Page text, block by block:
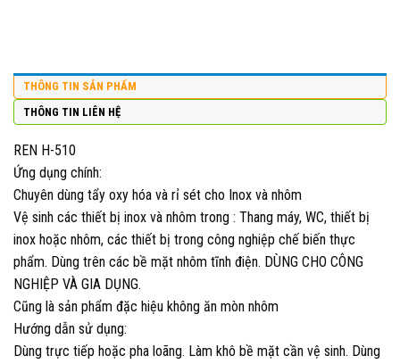
THÔNG TIN SẢN PHẨM
THÔNG TIN LIÊN HỆ
REN H-510
Ứng dụng chính:
Chuyên dùng tẩy oxy hóa và rỉ sét cho Inox và nhôm
Vệ sinh các thiết bị inox và nhôm trong : Thang máy, WC, thiết bị
inox hoặc nhôm, các thiết bị trong công nghiệp chế biến thực
phẩm. Dùng trên các bề mặt nhôm tĩnh điện. DÙNG CHO CÔNG
NGHIỆP VÀ GIA DỤNG.
Cũng là sản phẩm đặc hiệu không ăn mòn nhôm
Hướng dẫn sử dụng:
Dùng trực tiếp hoặc pha loãng. Làm khô bề mặt cần vệ sinh. Dùng